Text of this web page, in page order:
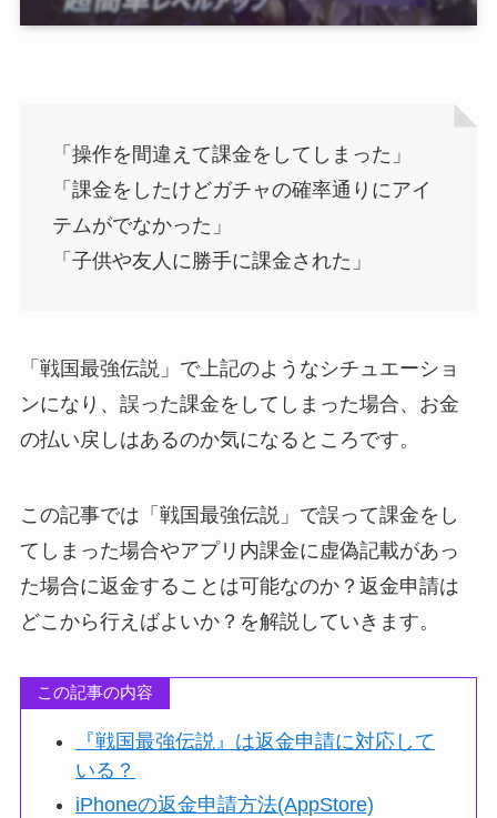
「操作を間違えて課金をしてしまった」
「課金をしたけどガチャの確率通りにアイ
テムがでなかった」
「子供や友人に勝手に課金された」
「戦国最強伝説」で上記のようなシチュエーショ
ンになり、誤った課金をしてしまった場合、お金
の払い戻しはあるのか気になるところです。
この記事では「戦国最強伝説」で誤って課金をし
てしまった場合やアプリ内課金に虚偽記載があっ
た場合に返金することは可能なのか？返金申請は
どこから行えばよいか？を解説していきます。
この記事の内容
『戦国最強伝説』は返金申請に対応して
いる？
iPhoneの返金申請方法(AppStore)